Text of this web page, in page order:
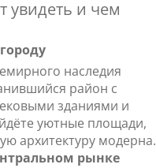
увидеть и чем
наследия
район с
зданиями и
уютные площади,
архитектуру модерна.
рынке